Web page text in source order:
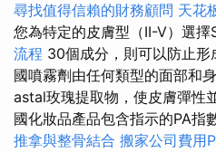
尋找值得信賴的財務顧問 天花
您為特定的皮膚型（II-V）選擇
流程 30個成分，則可以防止形
國噴霧劑由任何類型的面部和
astal玫瑰提取物，使皮膚彈性
國化妝品產品包含指示的PA指
推拿與整骨結合 搬家公司費用